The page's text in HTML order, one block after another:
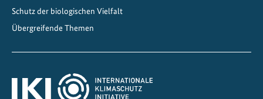
Schutz der biologischen Vielfalt
Übergreifende Themen